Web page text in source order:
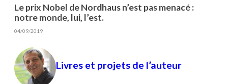
Le prix Nobel de Nordhaus n’est pas menacé :
notre monde, lui, l’est.
04/09/2019
Livres et projets de l’auteur